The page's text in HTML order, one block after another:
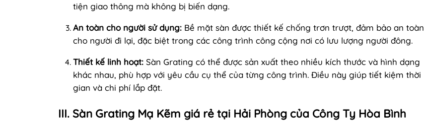
tiện giao thông mà không bị biến dạng.
An toàn cho người sử dụng: Bề mặt sàn được thiết kế chống trơn trượt, đảm bảo an toàn
cho người đi lại, đặc biệt trong các công trình công cộng nơi có lưu lượng người đông.
Thiết kế linh hoạt: Sàn Grating có thể được sản xuất theo nhiều kích thước và hình dạng
khác nhau, phù hợp với yêu cầu cụ thể của từng công trình. Điều này giúp tiết kiệm thời
gian và chi phí lắp đặt.
III. Sàn Grating Mạ Kẽm giá rẻ tại Hải Phòng của Công Ty Hòa Bình